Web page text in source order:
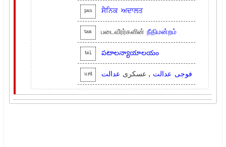
pan ਸੈਨਿਕ ਅਦਾਲਤ
tam படைவீரர்களின் நீதிமன்றம்
tel పటాలన్యాయాలయం
urd فوجی عدالت , عسکری عدالت